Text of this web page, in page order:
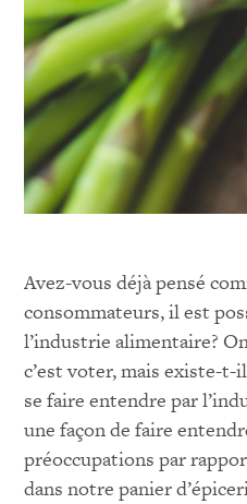
Avez-vous déjà pensé
consommateurs, il est
l’industrie alimentaire?
c’est voter, mais existe-
se faire entendre par
une façon de faire
préoccupations par
dans notre panier